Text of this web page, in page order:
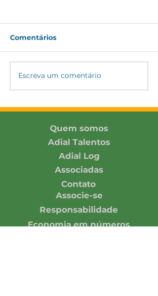
ADIAL amplia
conexões com
no SIAVS 2026
Comentários
Escreva um comentário
Quem somos
Adial Talentos
Adial Log
Associadas
Contato
Associe-se
Responsabilidade
Economia em números